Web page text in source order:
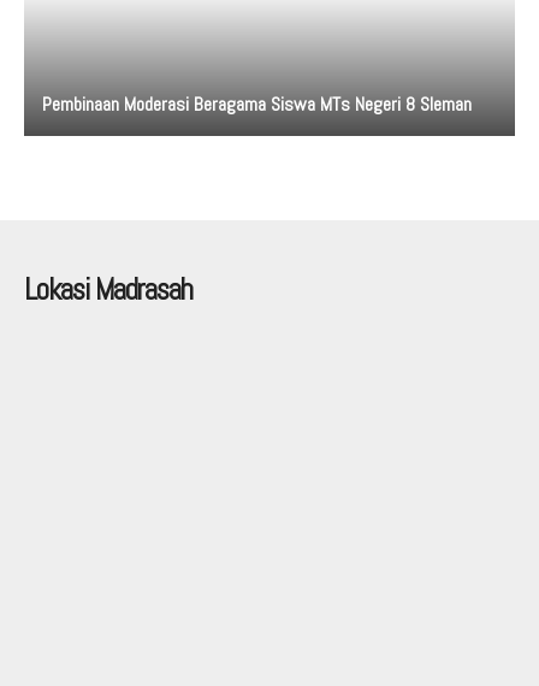
Pembinaan Moderasi Beragama Siswa MTs Negeri 8 Sleman
Lokasi Madrasah